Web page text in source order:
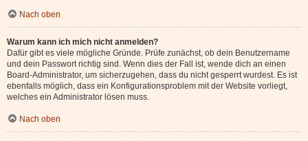
Nach oben
Warum kann ich mich nicht anmelden?
Dafür gibt es viele mögliche Gründe. Prüfe zunächst, ob dein Benutzername
und dein Passwort richtig sind. Wenn dies der Fall ist, wende dich an einen
Board-Administrator, um sicherzugehen, dass du nicht gesperrt wurdest. Es ist
ebenfalls möglich, dass ein Konfigurationsproblem mit der Website vorliegt,
welches ein Administrator lösen muss.
Nach oben